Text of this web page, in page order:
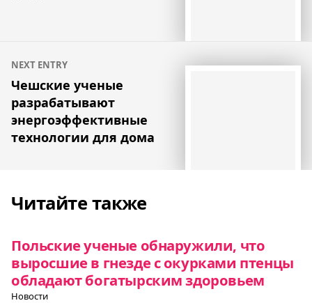
NEXT ENTRY
Чешские ученые
разрабатывают
энергоэффективные
технологии для дома
Читайте также
Польские ученые обнаружили, что
выросшие в гнезде с окурками птенцы
обладают богатырским здоровьем
Новости